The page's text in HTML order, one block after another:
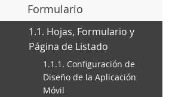
Formulario
1.1. Hojas, Formulario y
Página de Listado
1.1.1. Configuración de
Diseño de la Aplicación
Móvil